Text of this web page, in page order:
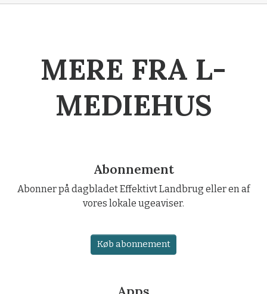
MERE FRA L-
MEDIEHUS
Abonnement
Abonner på dagbladet Effektivt Landbrug eller en af
vores lokale ugeaviser.
Køb abonnement